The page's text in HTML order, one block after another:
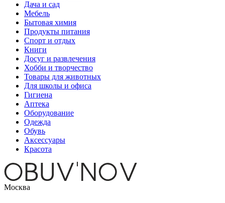
Дача и сад
Мебель
Бытовая химия
Продукты питания
Спорт и отдых
Книги
Досуг и развлечения
Хобби и творчество
Товары для животных
Для школы и офиса
Гигиена
Аптека
Оборудование
Одежда
Обувь
Аксессуары
Красота
Москва